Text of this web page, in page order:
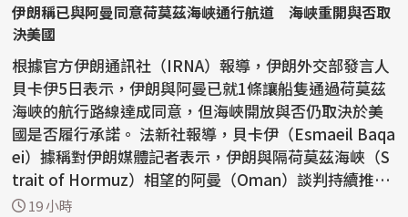
伊朗稱已與阿曼同意荷莫茲海峽通行航道 海峽重開與否取
決美國
根據官方伊朗通訊社（IRNA）報導，伊朗外交部發言人
貝卡伊5日表示，伊朗與阿曼已就1條讓船隻通過荷莫茲
海峽的航行路線達成同意，但海峽開放與否仍取決於美
國是否履行承諾。 法新社報導，貝卡伊（Esmaeil Baqa
ei）據稱對伊朗媒體記者表示，伊朗與隔荷莫茲海峽（S
trait of Hormuz）相望的阿曼（Oman）談判持續推
進，雙方...
19 小時